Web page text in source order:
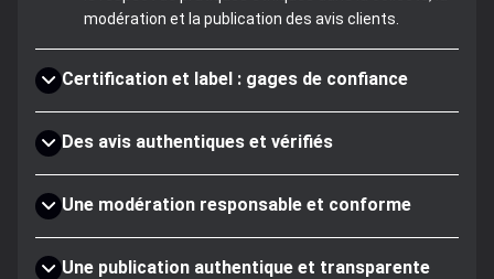
modération et la publication des avis clients.
Certification et label : gages de confiance
Des avis authentiques et vérifiés
Une modération responsable et conforme
Une publication authentique et transparente